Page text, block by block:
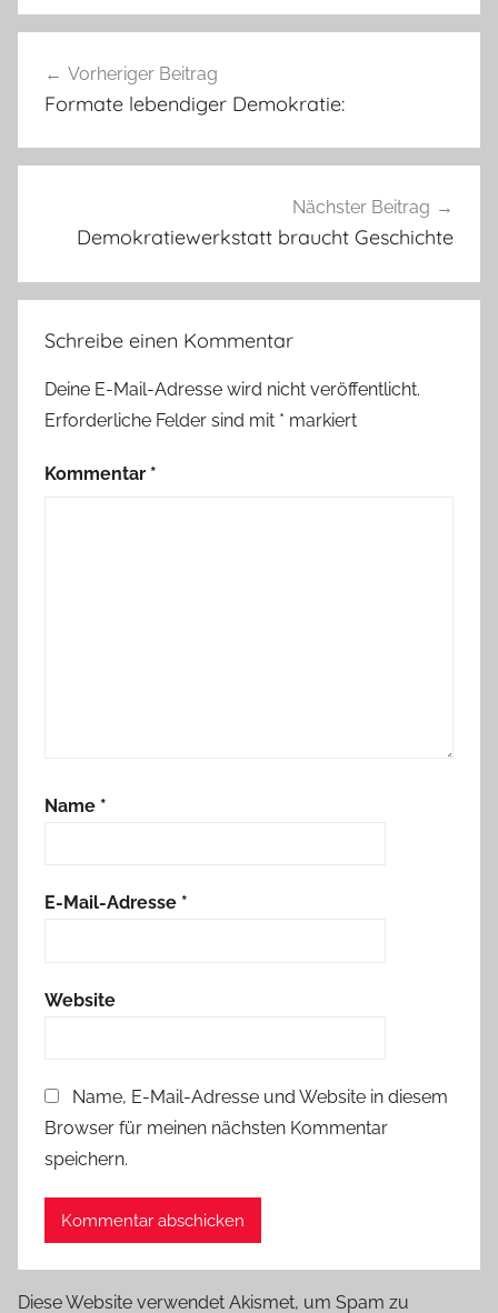
Vorheriger Beitrag
Formate lebendiger Demokratie:
Nächster Beitrag
Demokratiewerkstatt braucht Geschichte
Schreibe einen Kommentar
Deine E-Mail-Adresse wird nicht veröffentlicht.
Erforderliche Felder sind mit * markiert
Kommentar *
Name *
E-Mail-Adresse *
Website
Name, E-Mail-Adresse und Website in diesem
Browser für meinen nächsten Kommentar
speichern.
Diese Website verwendet Akismet, um Spam zu